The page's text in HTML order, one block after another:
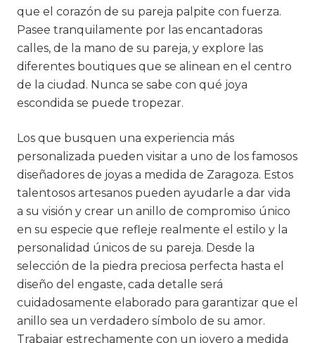
que el corazón de su pareja palpite con fuerza.
Pasee tranquilamente por las encantadoras
calles, de la mano de su pareja, y explore las
diferentes boutiques que se alinean en el centro
de la ciudad. Nunca se sabe con qué joya
escondida se puede tropezar.
Los que busquen una experiencia más
personalizada pueden visitar a uno de los famosos
diseñadores de joyas a medida de Zaragoza. Estos
talentosos artesanos pueden ayudarle a dar vida
a su visión y crear un anillo de compromiso único
en su especie que refleje realmente el estilo y la
personalidad únicos de su pareja. Desde la
selección de la piedra preciosa perfecta hasta el
diseño del engaste, cada detalle será
cuidadosamente elaborado para garantizar que el
anillo sea un verdadero símbolo de su amor.
Trabajar estrechamente con un joyero a medida